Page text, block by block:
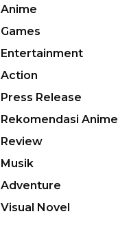
Anime
Games
Entertainment
Action
Press Release
Rekomendasi Anime
Review
Musik
Adventure
Visual Novel